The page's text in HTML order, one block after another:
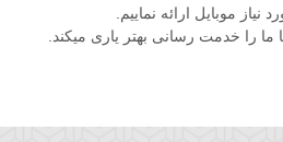
نیاز موبایل ارائه نماییم.
ما را خدمت رسانی بهتر یاری میکند.